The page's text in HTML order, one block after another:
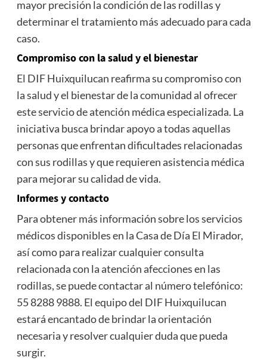
mayor precisión la condición de las rodillas y
determinar el tratamiento más adecuado para cada
caso.
Compromiso con la salud y el bienestar
El DIF Huixquilucan reafirma su compromiso con
la salud y el bienestar de la comunidad al ofrecer
este servicio de atención médica especializada. La
iniciativa busca brindar apoyo a todas aquellas
personas que enfrentan dificultades relacionadas
con sus rodillas y que requieren asistencia médica
para mejorar su calidad de vida.
Informes y contacto
Para obtener más información sobre los servicios
médicos disponibles en la Casa de Día El Mirador,
así como para realizar cualquier consulta
relacionada con la atención afecciones en las
rodillas, se puede contactar al número telefónico:
55 8288 9888. El equipo del DIF Huixquilucan
estará encantado de brindar la orientación
necesaria y resolver cualquier duda que pueda
surgir.